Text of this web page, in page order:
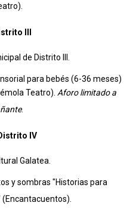
III
de Distrito III
para bebés (6-36 meses)
Teatro). Aforo limitado a
.
IV
Galatea
y sombras "Historias para
(Encantacuentos)